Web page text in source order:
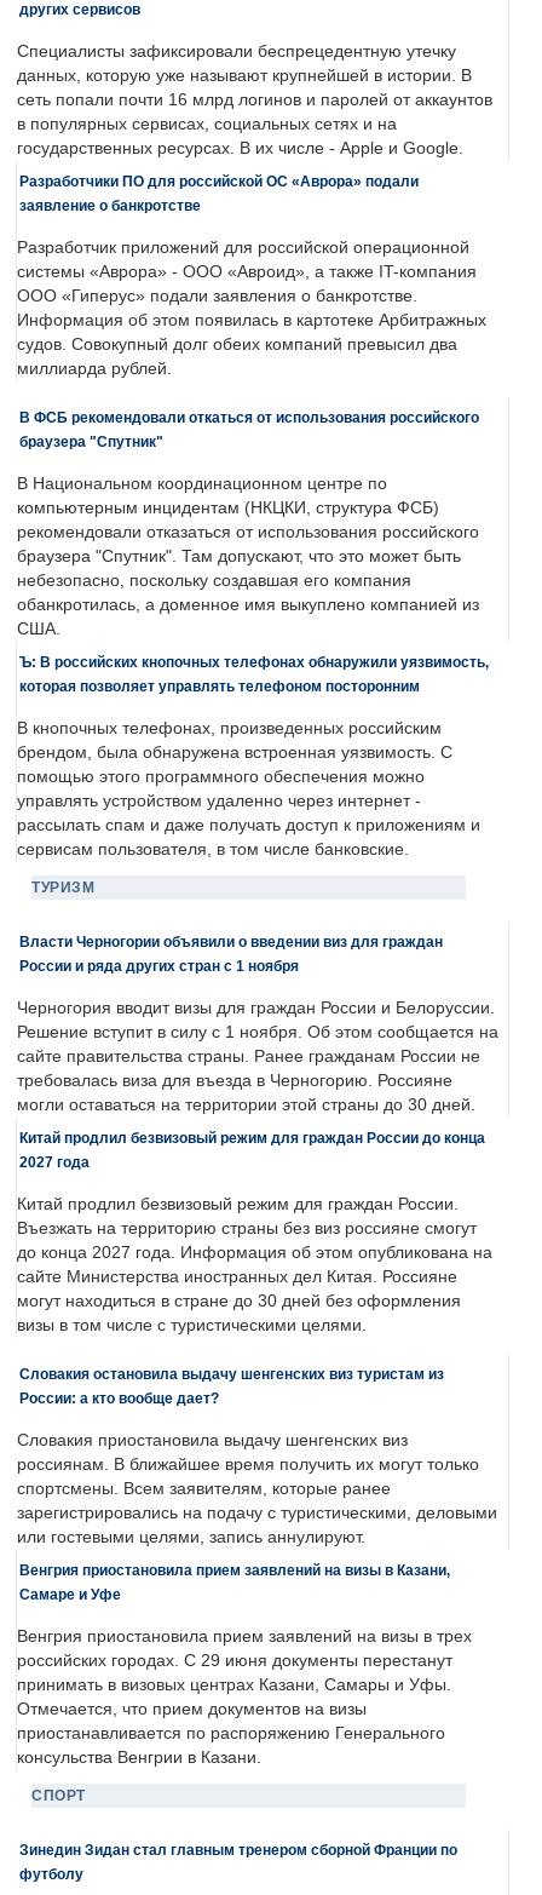
других сервисов
Специалисты зафиксировали беспрецедентную утечку
данных, которую уже называют крупнейшей в истории. В
сеть попали почти 16 млрд логинов и паролей от аккаунтов
в популярных сервисах, социальных сетях и на
государственных ресурсах. В их числе - Apple и Google.
Разработчики ПО для российской ОС «Аврора» подали
заявление о банкротстве
Разработчик приложений для российской операционной
системы «Аврора» - ООО «Авроид», а также IT-компания
ООО «Гиперус» подали заявления о банкротстве.
Информация об этом появилась в картотеке Арбитражных
судов. Совокупный долг обеих компаний превысил два
миллиарда рублей.
В ФСБ рекомендовали откаться от использования российского
браузера "Спутник"
В Национальном координационном центре по
компьютерным инцидентам (НКЦКИ, структура ФСБ)
рекомендовали отказаться от использования российского
браузера "Спутник". Там допускают, что это может быть
небезопасно, поскольку создавшая его компания
обанкротилась, а доменное имя выкуплено компанией из
США.
Ъ: В российских кнопочных телефонах обнаружили уязвимость,
которая позволяет управлять телефоном посторонним
В кнопочных телефонах, произведенных российским
брендом, была обнаружена встроенная уязвимость. С
помощью этого программного обеспечения можно
управлять устройством удаленно через интернет -
рассылать спам и даже получать доступ к приложениям и
сервисам пользователя, в том числе банковские.
ТУРИЗМ
Власти Черногории объявили о введении виз для граждан
России и ряда других стран с 1 ноября
Черногория вводит визы для граждан России и Белоруссии.
Решение вступит в силу с 1 ноября. Об этом сообщается на
сайте правительства страны. Ранее гражданам России не
требовалась виза для въезда в Черногорию. Россияне
могли оставаться на территории этой страны до 30 дней.
Китай продлил безвизовый режим для граждан России до конца
2027 года
Китай продлил безвизовый режим для граждан России.
Въезжать на территорию страны без виз россияне смогут
до конца 2027 года. Информация об этом опубликована на
сайте Министерства иностранных дел Китая. Россияне
могут находиться в стране до 30 дней без оформления
визы в том числе с туристическими целями.
Словакия остановила выдачу шенгенских виз туристам из
России: а кто вообще дает?
Словакия приостановила выдачу шенгенских виз
россиянам. В ближайшее время получить их могут только
спортсмены. Всем заявителям, которые ранее
зарегистрировались на подачу с туристическими, деловыми
или гостевыми целями, запись аннулируют.
Венгрия приостановила прием заявлений на визы в Казани,
Самаре и Уфе
Венгрия приостановила прием заявлений на визы в трех
российских городах. С 29 июня документы перестанут
принимать в визовых центрах Казани, Самары и Уфы.
Отмечается, что прием документов на визы
приостанавливается по распоряжению Генерального
консульства Венгрии в Казани.
СПОРТ
Зинедин Зидан стал главным тренером сборной Франции по
футболу